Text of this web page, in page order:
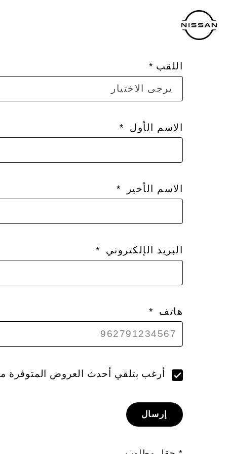
إلى
المحتوى
اللقب
يرجى الاختيار
الاسم الأول
الاسم الأخير
البريد الإلكتروني
هاتف
أرغب بتلقي أحدث العروض المتوفرة
إرسال